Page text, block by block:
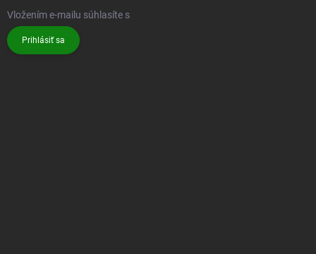
Vložením e-mailu súhlasíte s
Prihlásiť sa